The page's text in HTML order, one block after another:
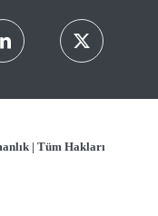
| Tüm Hakları